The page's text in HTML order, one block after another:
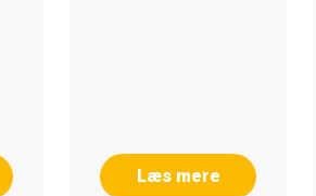
Læs mere